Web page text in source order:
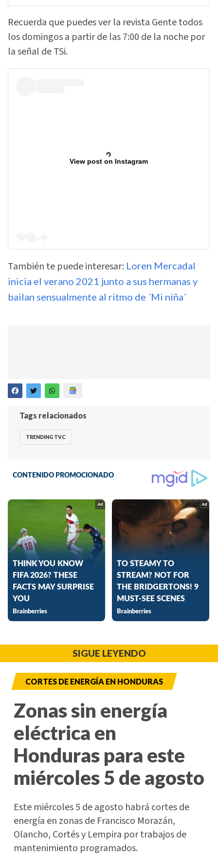
Recuerda que puedes ver la revista Gente todos
los domingos a partir de las 7:00 de la noche por
la señal de TSi.
View post on Instagram
También te puede interesar: Loren Mercadal
inicia el verano 2021 junto a sus hermanas y
bailan sensualmente al ritmo de ´Mi niña´
Tags relacionados
TRENDING TVC
SIGUE LEYENDO
CORTES DE ENERGÍA EN HONDURAS
Zonas sin energía
eléctrica en
Honduras para este
miércoles 5 de agosto
Este miércoles 5 de agosto habrá cortes de
energía en zonas de Francisco Morazán,
Olancho, Cortés y Lempira por trabajos de
mantenimiento programados.